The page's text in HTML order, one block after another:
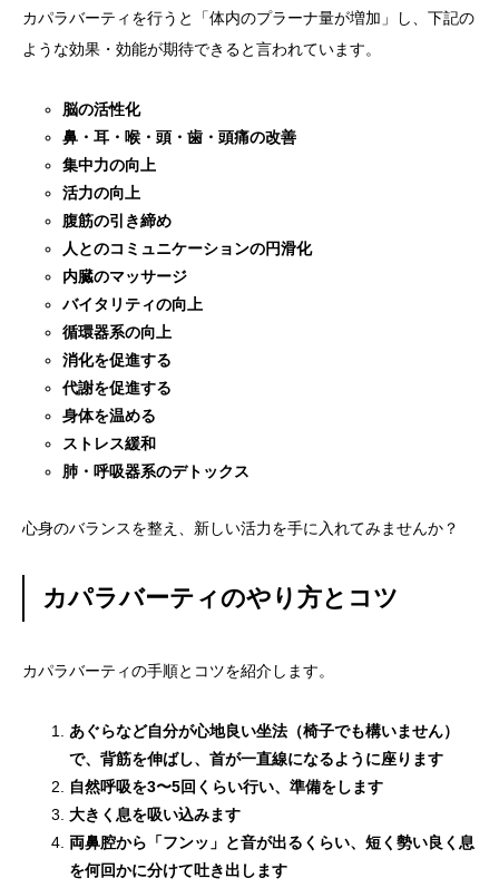
カパラバーティを行うと「体内のプラーナ量が増加」し、下記の
ような効果・効能が期待できると言われています。
脳の活性化
鼻・耳・喉・頭・歯・頭痛の改善
集中力の向上
活力の向上
腹筋の引き締め
人とのコミュニケーションの円滑化
内臓のマッサージ
バイタリティの向上
循環器系の向上
消化を促進する
代謝を促進する
身体を温める
ストレス緩和
肺・呼吸器系のデトックス
心身のバランスを整え、新しい活力を手に入れてみませんか？
カパラバーティのやり方とコツ
カパラバーティの手順とコツを紹介します。
あぐらなど自分が心地良い坐法（椅子でも構いません）
で、背筋を伸ばし、首が一直線になるように座ります
自然呼吸を3〜5回くらい行い、準備をします
大きく息を吸い込みます
両鼻腔から「フンッ」と音が出るくらい、短く勢い良く息
を何回かに分けて吐き出します